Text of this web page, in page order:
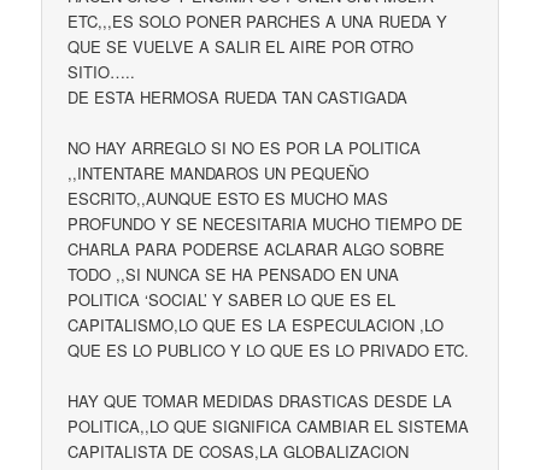
ETC,,,ES SOLO PONER PARCHES A UNA RUEDA Y
QUE SE VUELVE A SALIR EL AIRE POR OTRO
SITIO…..
DE ESTA HERMOSA RUEDA TAN CASTIGADA
NO HAY ARREGLO SI NO ES POR LA POLITICA
,,INTENTARE MANDAROS UN PEQUEÑO
ESCRITO,,AUNQUE ESTO ES MUCHO MAS
PROFUNDO Y SE NECESITARIA MUCHO TIEMPO DE
CHARLA PARA PODERSE ACLARAR ALGO SOBRE
TODO ,,SI NUNCA SE HA PENSADO EN UNA
POLITICA ‘SOCIAL’ Y SABER LO QUE ES EL
CAPITALISMO,LO QUE ES LA ESPECULACION ,LO
QUE ES LO PUBLICO Y LO QUE ES LO PRIVADO ETC.
HAY QUE TOMAR MEDIDAS DRASTICAS DESDE LA
POLITICA,,LO QUE SIGNIFICA CAMBIAR EL SISTEMA
CAPITALISTA DE COSAS,LA GLOBALIZACION